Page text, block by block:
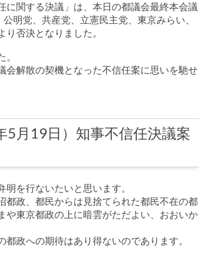
に関する決議」は、本日の都議会最終本会議
明党、共産党、立憲民主党、東京みらい、
否決となりました。
会解散の契機となった不信任案に思いを馳せ
5月19日）知事不信任決議案
を行ないたいと思います。
都政、都民からは見捨てられた都民不在の都
や東京都政の上に暗雲がただよい、おおいか
政への期待はあり得ないのであります。